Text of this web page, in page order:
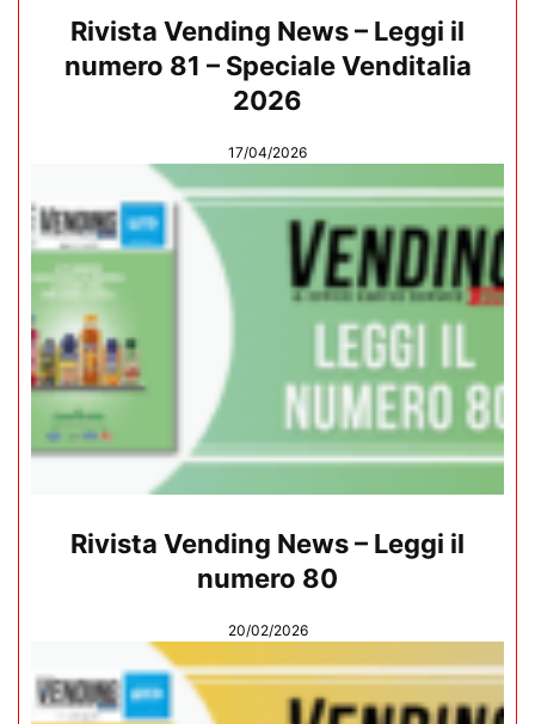
Rivista Vending News – Leggi il
numero 81 – Speciale Venditalia
2026
17/04/2026
Rivista Vending News – Leggi il
numero 80
20/02/2026